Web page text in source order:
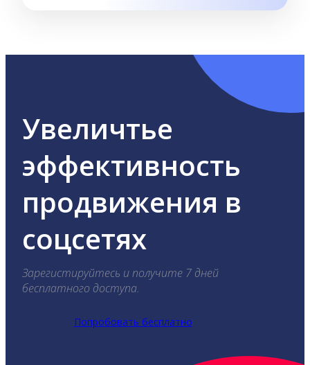
Увеличтье
эффективность
продвижения в
соцсетях
Зарегистируйтесь и получите 7 дней
бесплатного доступа.
Попробовать бесплатно